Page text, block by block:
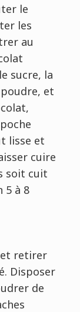
le
les
au
sucre, la
et
lisse et
cuire
soit cuit
5 à 8
et retirer
Disposer
de